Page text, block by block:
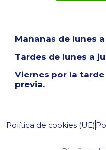
Mañanas de lunes
Tardes de lunes a
Viernes por la
previa.
Política de cookies (UE)